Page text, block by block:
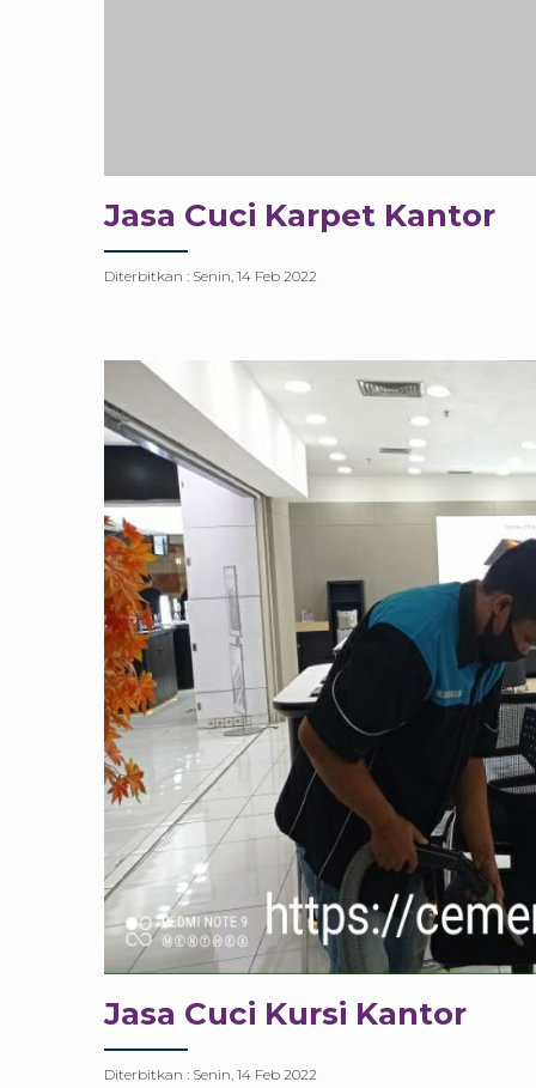
Jasa Cuci Kursi Kantor
Diterbitkan : Senin, 14 Feb 2022